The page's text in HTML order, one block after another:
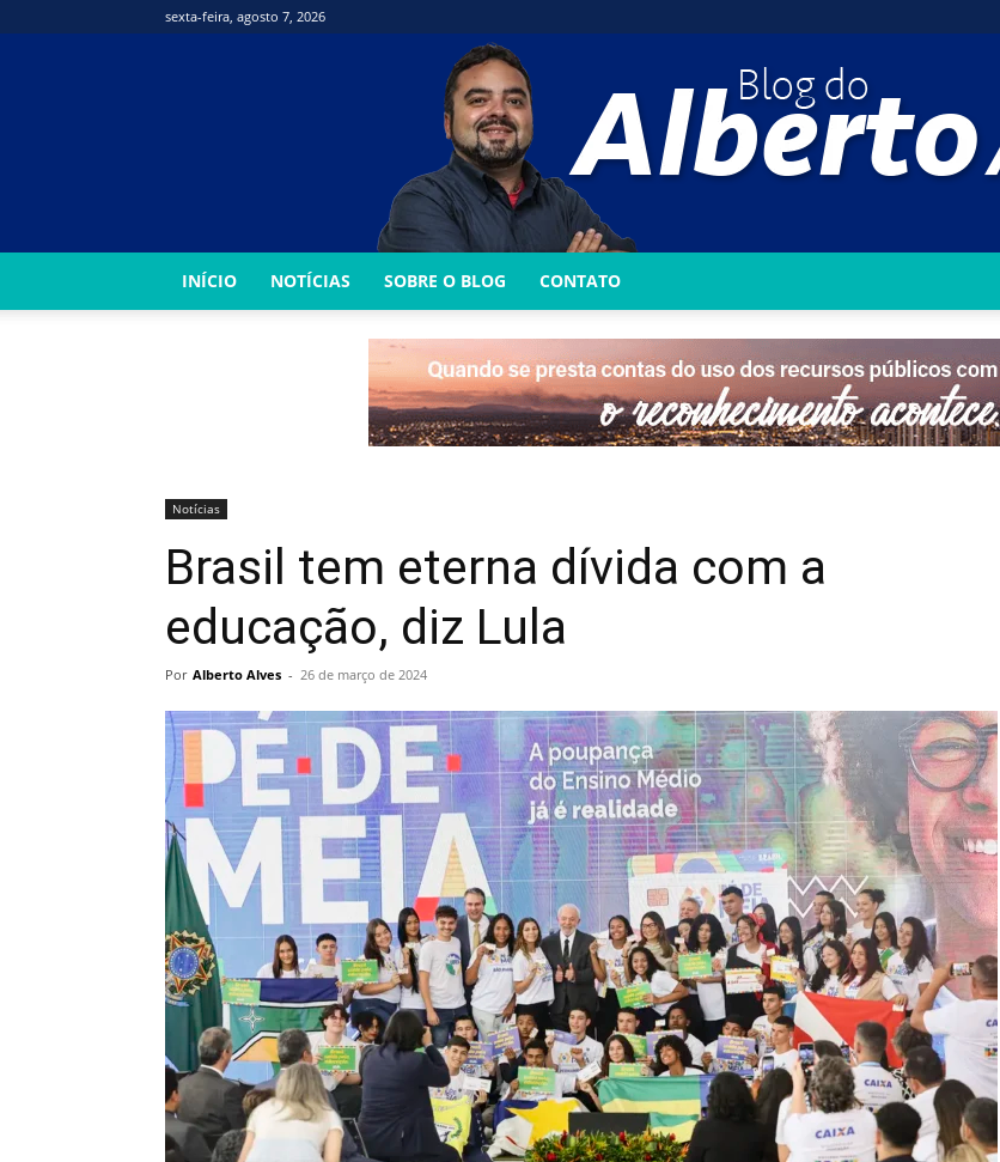
sexta-feira, agosto 7, 2026
Alves
INÍCIO NOTÍCIAS SOBRE O BLOG CONTATO
Notícias
Brasil tem eterna dívida com a
educação, diz Lula
Por Alberto Alves - 26 de março de 2024